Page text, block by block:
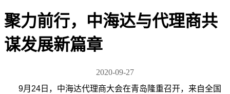
聚力前行，中海达与代理商共
谋发展新篇章
2020-09-27
9月24日，中海达代理商大会在青岛隆重召开，来自全国